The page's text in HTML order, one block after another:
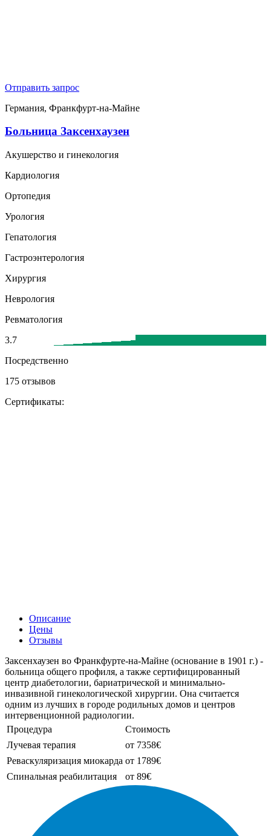
Отправить запрос
Германия, Франкфурт-на-Майне
Больница Заксенхаузен
Акушерство и гинекология
Кардиология
Ортопедия
Урология
Гепатология
Гастроэнтерология
Хирургия
Неврология
Ревматология
3.7
Посредственно
175 отзывов
Сертификаты:
Описание
Цены
Отзывы
Заксенхаузен во Франкфурте-на-Майне (основание в 1901 г.) -
больница общего профиля, а также сертифицированный
центр диабетологии, бариатрической и минимально-
инвазивной гинекологической хирургии. Она считается
одним из лучших в городе родильных домов и центров
интервенционной радиологии.
Процедура
Стоимость
Лучевая терапия
от 7358€
Реваскуляризация миокарда от 1789€
Спинальная реабилитация
от 89€